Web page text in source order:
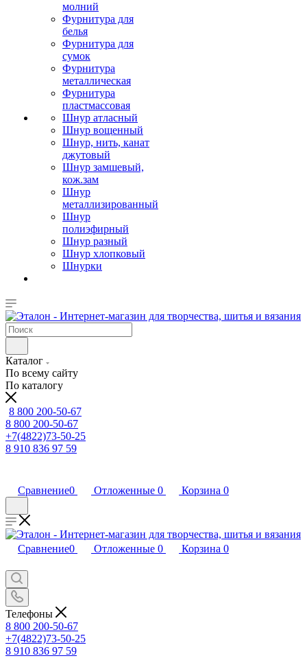
молний
Фурнитура для
белья
Фурнитура для
сумок
Фурнитура
металлическая
Фурнитура
пластмассовая
Шнур атласный
Шнур вощенный
Шнур, нить, канат
джутовый
Шнур замшевый,
кож.зам
Шнур
металлизированный
Шнур
полиэфирный
Шнур разный
Шнур хлопковый
Шнурки
Каталог
По всему сайту
По каталогу
8 800 200-50-67
8 800 200-50-67
+7(4822)73-50-25
8 910 836 97 59
Сравнение0 Отложенные 0 Корзина 0
Сравнение0 Отложенные 0 Корзина 0
Телефоны
8 800 200-50-67
+7(4822)73-50-25
8 910 836 97 59